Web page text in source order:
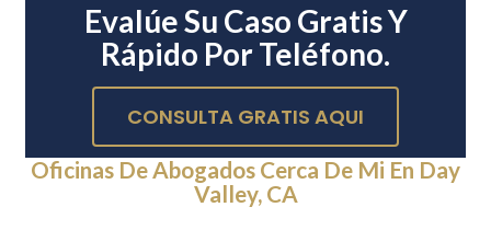
Evalúe Su Caso Gratis Y
Rápido Por Teléfono.
CONSULTA GRATIS AQUI
Oficinas De Abogados Cerca De Mi En Day
Valley, CA